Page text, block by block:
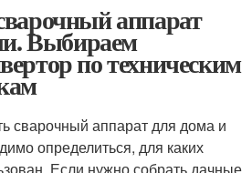
аппарат
Выбираем
по техническим
сварочный аппарат для дома и
определиться, для каких